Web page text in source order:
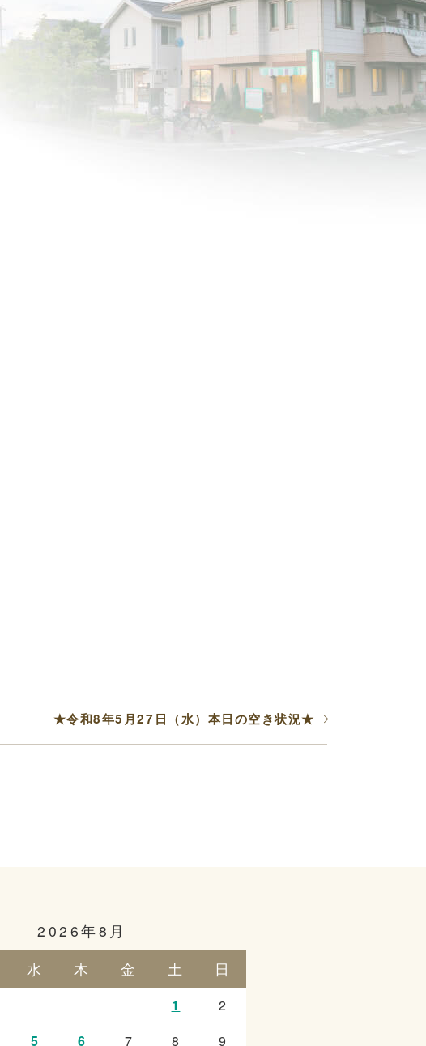
★令和8年5月27日（水）本日の空き状況★
2026年8月
水 木 金 土 日
1
2
5 6 7 8
9